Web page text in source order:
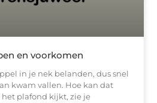
en voorkomen
in je nek belanden, dus snel
kwam vallen. Hoe kan dat
het plafond kijkt, zie je